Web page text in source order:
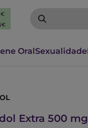
OralSexualidade
Extra 500